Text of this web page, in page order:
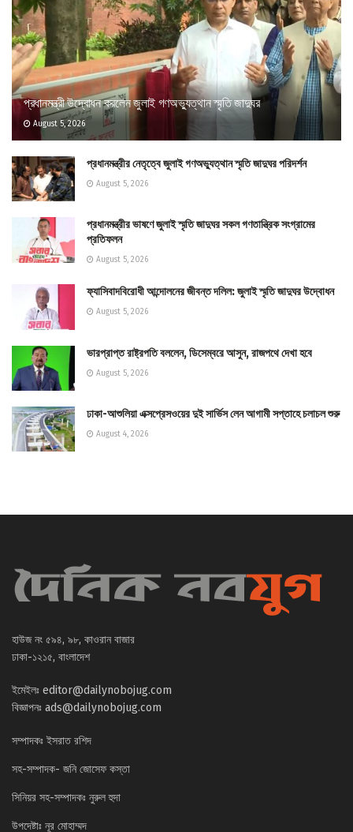
প্রধানমন্ত্রী উদ্বোধন করলেন জুলাই গণঅভ্যুত্থান স্মৃতি জাদুঘর
August 5, 2026
প্রধানমন্ত্রীর নেতৃত্বে জুলাই গণঅভ্যুত্থান স্মৃতি জাদুঘর পরিদর্শন
August 5, 2026
প্রধানমন্ত্রীর ভাষণে জুলাই স্মৃতি জাদুঘর সকল গণতান্ত্রিক সংগ্রামের
প্রতিফলন
August 5, 2026
ফ্যাসিবাদবিরোধী আন্দোলনের জীবন্ত দলিল: জুলাই স্মৃতি জাদুঘর উদ্বোধন
August 5, 2026
ভারপ্রাপ্ত রাষ্ট্রপতি বললেন, ডিসেম্বরে আসুন, রাজপথে দেখা হবে
August 5, 2026
ঢাকা-আশুলিয়া এক্সপ্রেসওয়ের দুই সার্ভিস লেন আগামী সপ্তাহে চলাচল শুরু
August 4, 2026
হাউজ নং ৫৯৪, ৯৮, কাওরান বাজার
ঢাকা-১২১৫, বাংলাদেশ
ইমেইলঃ editor@dailynobojug.com
বিজ্ঞাপনঃ ads@dailynobojug.com
সম্পাদকঃ ইসরাত রশিদ
সহ-সম্পাদক- জনি জোসেফ কস্তা
সিনিয়র সহ-সম্পাদকঃ নুরুল হুদা
উপদেষ্টাঃ নূর মোহাম্মদ